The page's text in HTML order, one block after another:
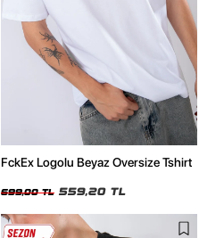
FckEx Logolu Beyaz Oversize Tshirt
699,00 TL 559,20 TL